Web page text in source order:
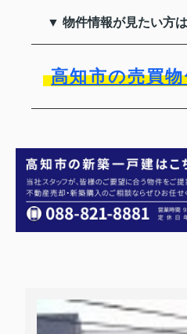
▼ 物件情報が見たい方
高知市の売買